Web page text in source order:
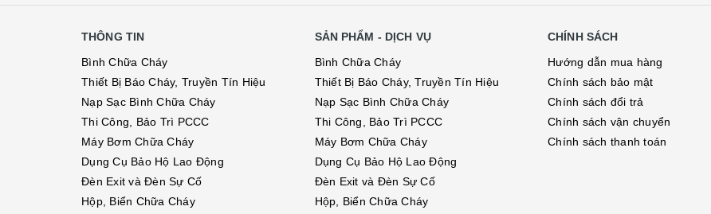
THÔNG TIN
Bình Chữa Cháy
Thiết Bị Báo Cháy, Truyền Tín Hiệu
Nạp Sạc Bình Chữa Cháy
Thi Công, Bảo Trì PCCC
Máy Bơm Chữa Cháy
Dụng Cụ Bảo Hộ Lao Động
Đèn Exit và Đèn Sự Cố
Hộp, Biển Chữa Cháy
SẢN PHẨM - DỊCH VỤ
Bình Chữa Cháy
Thiết Bị Báo Cháy, Truyền Tín Hiệu
Nạp Sạc Bình Chữa Cháy
Thi Công, Bảo Trì PCCC
Máy Bơm Chữa Cháy
Dụng Cụ Bảo Hộ Lao Động
Đèn Exit và Đèn Sự Cố
Hộp, Biển Chữa Cháy
CHÍNH SÁCH
Hướng dẫn mua hàng
Chính sách bảo mật
Chính sách đổi trả
Chính sách vận chuyển
Chính sách thanh toán